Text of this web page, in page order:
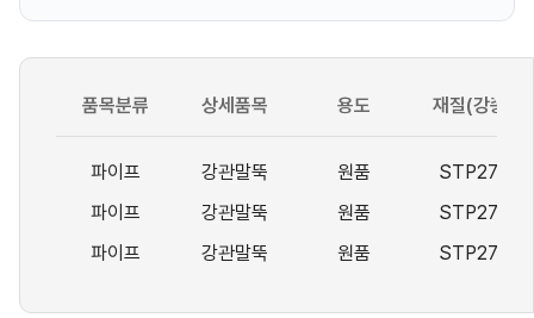
품목분류 상세품목 용도 재질(강종)
파이프 강관말뚝 원품
STP275
파이프
강관말뚝 원품
STP275
파이프
강관말뚝 원품 STP275